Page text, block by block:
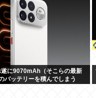
に9070mAh（そこらの最新
バッテリーを積んでしまう